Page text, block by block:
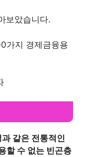
보았습니다.
가지 경제금융용
과 같은 전통적인
할 수 없는 빈곤층